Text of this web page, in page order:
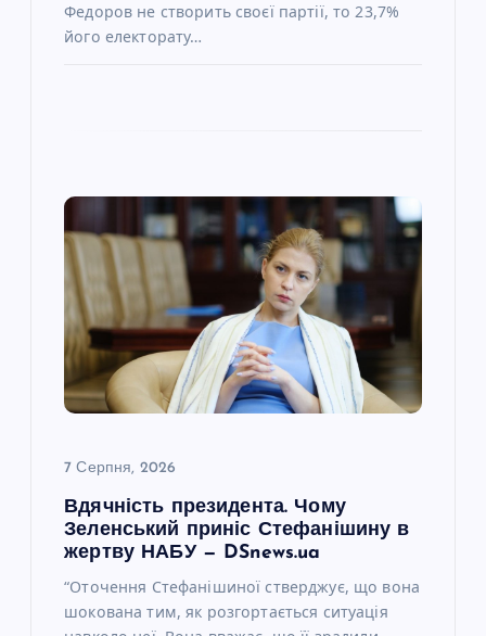
Федоров не створить своєї партії, то 23,7%
його електорату…
7 Серпня, 2026
Вдячність президента. Чому
Зеленський приніс Стефанішину в
жертву НАБУ — DSnews.ua
“Оточення Стефанішиної стверджує, що вона
шокована тим, як розгортається ситуація